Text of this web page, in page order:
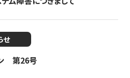
せ
第26号